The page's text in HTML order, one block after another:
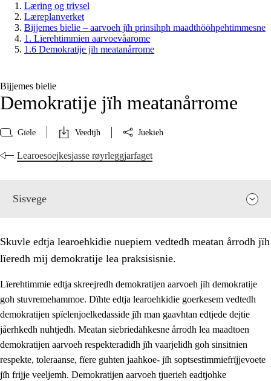
Læring og trivsel
Læreplanverket
Bijjemes bielie – aarvoeh jïh prinsihph maadthööhpehtimmesne
1. Lïerehtimmien aarvoevåarome
1.6 Demokratije jïh meatanårrome
Bijjemes bielie
Demokratije jïh meatanårrome
Gïele Veedtjh Juekieh
Learoesoejkesjasse røyrleggjarfaget
Sisvege
1. Lïerehtimmien aarvoevåarome
Skuvle edtja learoehkidie nuepiem vedtedh meatan årrodh jïh
lïeredh mij demokratije lea praksisisnie.
Lïerehtimmie edtja skreejredh demokratijen aarvoeh jïh demokratije
goh stuvremehammoe. Dïhte edtja learoehkidie goerkesem vedtedh
demokratijen spïelenjoelkedasside jïh man gaavhtan edtjede dejtie
jåerhkedh nuhtjedh. Meatan siebriedahkesne årrodh lea maadtoen
demokratijen aarvoeh respekteradidh jïh vaarjelidh goh sinsitnien
respekte, toleraanse, fïere guhten jaahkoe- jïh soptsestimmiefrïjjevoete
jïh frijje veeljemh. Demokratijen aarvoeh tjuerieh eadtjohke